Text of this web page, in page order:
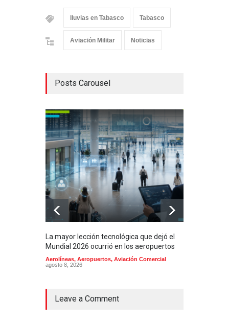
lluvias en Tabasco Tabasco
Aviación Militar Noticias
Posts Carousel
La mayor lección tecnológica que dejó el
Mundial 2026 ocurrió en los aeropuertos
Aerolíneas, Aeropuertos, Aviación Comercial
agosto 8, 2026
Leave a Comment